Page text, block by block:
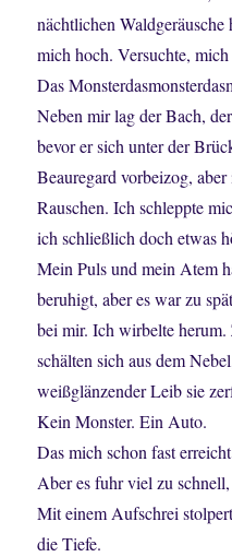
nächtlichen
mich hoch. Versuchte,
Das
Neben mir lag der Bach,
bevor er sich unter der
Beauregard vorbeizog,
Rauschen. Ich schleppte
ich schließlich doch etwas
Mein Puls und mein Atem
beruhigt, aber es war zu
bei mir. Ich wirbelte
schälten sich aus dem
weißglänzender Leib sie
Kein Monster. Ein Auto.
Das mich schon fast
Aber es fuhr viel zu
Mit einem Aufschrei
die Tiefe.